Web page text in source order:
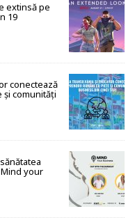
extinsă pe
19
conectează
comunități
your